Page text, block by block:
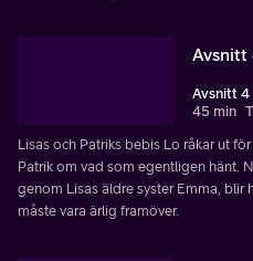
Avsnitt
Avsnitt 4
45 min
Lisas och Patriks bebis Lo råkar ut
Patrik om vad som egentligen hänt.
genom Lisas äldre syster Emma, blir
måste vara ärlig framöver.